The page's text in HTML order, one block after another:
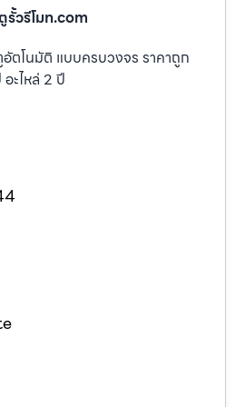
รั้วรีโมท.com
ตโนมัติ แบบครบวงจร ราคาถูก
ะไหล่ 2 ปี